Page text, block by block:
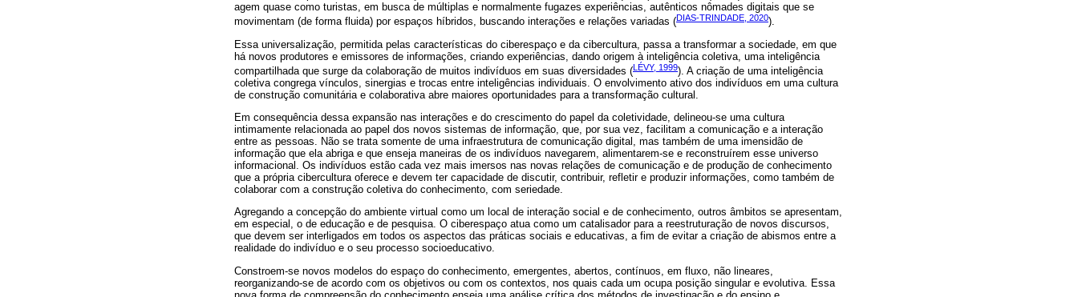
agem quase como turistas, em busca de múltiplas e normalmente fugazes experiências, autênticos nômades digitais que se
movimentam (de forma fluida) por espaços híbridos, buscando interações e relações variadas (DIAS-TRINDADE, 2020).
Essa universalização, permitida pelas características do ciberespaço e da cibercultura, passa a transformar a sociedade, em que
há novos produtores e emissores de informações, criando experiências, dando origem à inteligência coletiva, uma inteligência
compartilhada que surge da colaboração de muitos indivíduos em suas diversidades (LÉVY, 1999). A criação de uma inteligência
coletiva congrega vínculos, sinergias e trocas entre inteligências individuais. O envolvimento ativo dos indivíduos em uma cultura
de construção comunitária e colaborativa abre maiores oportunidades para a transformação cultural.
Em consequência dessa expansão nas interações e do crescimento do papel da coletividade, delineou-se uma cultura
intimamente relacionada ao papel dos novos sistemas de informação, que, por sua vez, facilitam a comunicação e a interação
entre as pessoas. Não se trata somente de uma infraestrutura de comunicação digital, mas também de uma imensidão de
informação que ela abriga e que enseja maneiras de os indivíduos navegarem, alimentarem-se e reconstruírem esse universo
informacional. Os indivíduos estão cada vez mais imersos nas novas relações de comunicação e de produção de conhecimento
que a própria cibercultura oferece e devem ter capacidade de discutir, contribuir, refletir e produzir informações, como também de
colaborar com a construção coletiva do conhecimento, com seriedade.
Agregando a concepção do ambiente virtual como um local de interação social e de conhecimento, outros âmbitos se apresentam,
em especial, o de educação e de pesquisa. O ciberespaço atua como um catalisador para a reestruturação de novos discursos,
que devem ser interligados em todos os aspectos das práticas sociais e educativas, a fim de evitar a criação de abismos entre a
realidade do indivíduo e o seu processo socioeducativo.
Constroem-se novos modelos do espaço do conhecimento, emergentes, abertos, contínuos, em fluxo, não lineares,
reorganizando-se de acordo com os objetivos ou com os contextos, nos quais cada um ocupa posição singular e evolutiva. Essa